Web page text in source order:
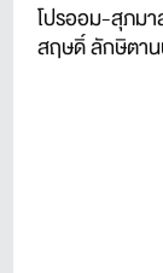
โปรออม-สุภม
สฤษดิ์ ลักษิตา